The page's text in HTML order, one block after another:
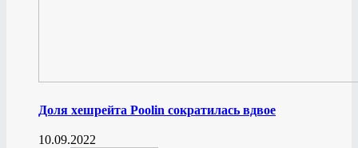
Доля хешрейта Poolin сократилась вдвое
10.09.2022